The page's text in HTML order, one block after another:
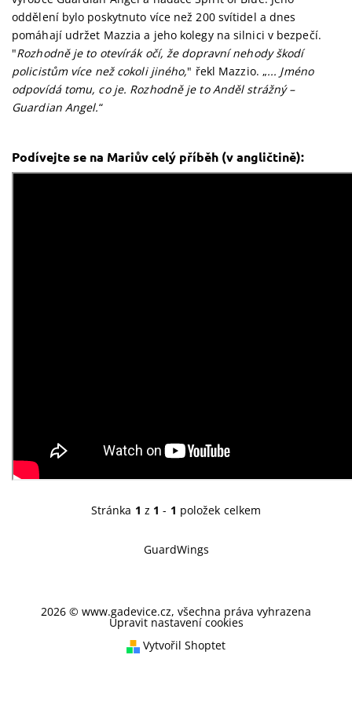
oddělení bylo poskytnuto více než 200 svítidel a dnes
pomáhají udržet Mazzia a jeho kolegy na silnici v bezpečí.
"Rozhodně je to otevírák očí, že dopravní nehody škodí
policistům více než cokoli jiného," řekl Mazzio. „... Jméno
odpovídá tomu, co je. Rozhodně je to Anděl strážný –
Guardian Angel.“
Podívejte se na Mariův celý příběh (v angličtině):
Stránka 1 z 1 - 1 položek celkem
GuardWings
2026 © www.gadevice.cz, všechna práva vyhrazena
Upravit nastavení cookies
Vytvořil Shoptet